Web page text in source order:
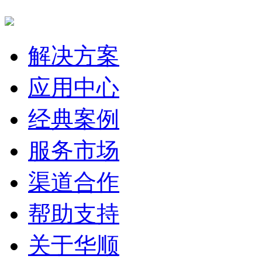
解决方案
应用中心
经典案例
服务市场
渠道合作
帮助支持
关于华顺